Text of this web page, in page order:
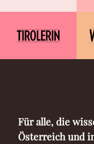
Für alle, die
Österreich und